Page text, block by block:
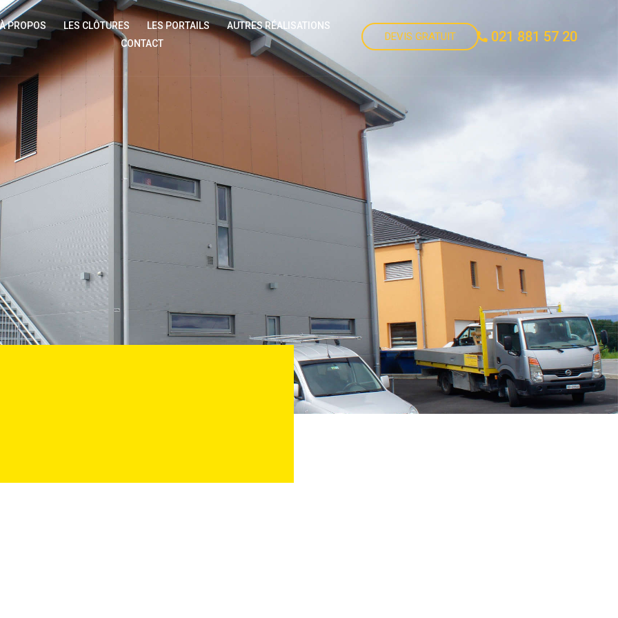
PROPOS LES CLÔTURES LES PORTAILS
AUTRES RÉALISATIONS
CONTACT
DEVIS GRATUIT 021 881 57 20